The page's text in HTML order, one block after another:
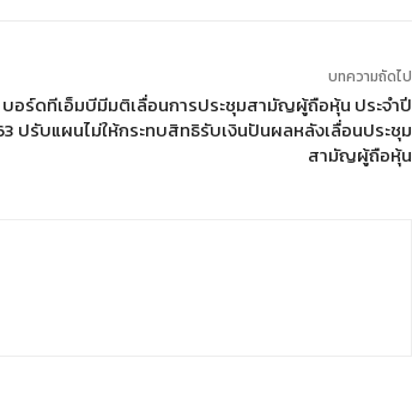
บทความถัดไป
บอร์ดทีเอ็มบีมีมติเลื่อนการประชุมสามัญผู้ถือหุ้น ประจำปี
ปรับแผนไม่ให้กระทบสิทธิรับเงินปันผลหลังเลื่อนประชุม
สามัญผู้ถือหุ้น